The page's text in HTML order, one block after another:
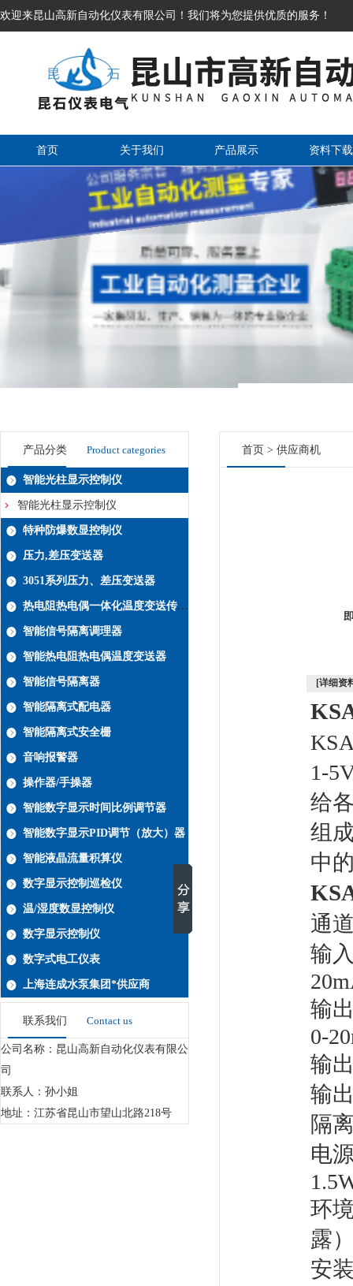
欢迎来昆山高新自动化仪表有限公司！我们将为您提供优质的服务！
首页 关于我们 产品展示 资料下载
产品分类 Product categories
智能光柱显示控制仪
智能光柱显示控制仪
特种防爆数显控制仪
压力,差压变送器
3051系列压力、差压变送器
热电阻热电偶一体化温度变送传感器系列
智能信号隔离调理器
智能热电阻热电偶温度变送器
智能信号隔离器
智能隔离式配电器
智能隔离式安全栅
音响报警器
操作器/手操器
智能数字显示时间比例调节器
智能数字显示PID调节（放大）器
智能液晶流量积算仪
数字显示控制巡检仪
温/湿度数显控制仪
数字显示控制仪
数字式电工仪表
上海连成水泵集团*供应商
联系我们 Contact us
公司名称：昆山高新自动化仪表有限公
司
联系人：孙小姐
地址：江苏省昆山市望山北路218号
首页 > 供应商机
[详细资
1-
给
组
中
通
输
输
0-
输
输
隔
电
环
露
安